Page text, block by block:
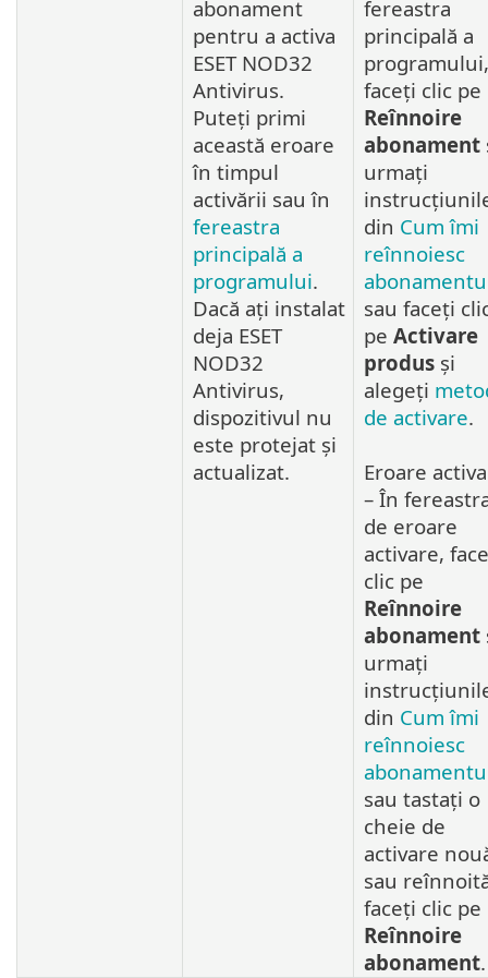
abonament
pentru a activa
ESET NOD32
Antivirus.
Puteți primi
această eroare
în timpul
activării sau în
fereastra
principală a
programului.
Dacă ați instalat
deja ESET
NOD32
Antivirus,
dispozitivul nu
este protejat și
actualizat.
fereastra
principală a
programului,
faceți clic pe
Reînnoire
abonament
urmați
din Cum îmi
reînnoiesc
sau faceți
pe Activare
produs și
alegeți
de activare.
Eroare
– În
de eroare
activare,
clic pe
Reînnoire
abonament
urmați
din Cum îmi
reînnoiesc
sau tastați o
cheie de
activare
sau
faceți clic pe
Reînnoire
abonament.